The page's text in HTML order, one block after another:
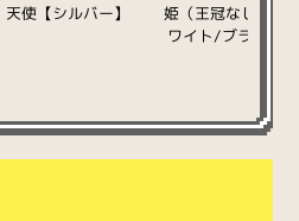
天使【シルバー】
姫（王冠なし）【
ワイト/ブラウン】